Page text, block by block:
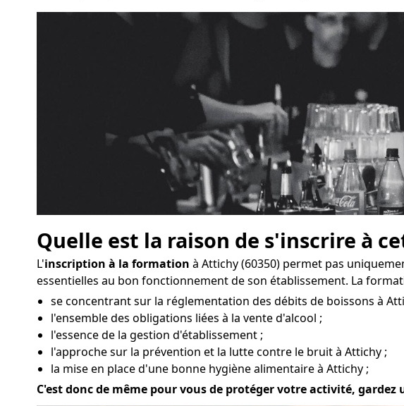
Quelle est la raison de s'inscrire à
L'inscription à la formation à Attichy (60350) permet pas
essentielles au bon fonctionnement de son établissement. La
se concentrant sur la réglementation des débits de boissons à
l'ensemble des obligations liées à la vente d'alcool ;
l'essence de la gestion d'établissement ;
l'approche sur la prévention et la lutte contre le bruit à Attichy ;
la mise en place d'une bonne hygiène alimentaire à Attichy ;
C'est donc de même pour vous de protéger votre activité,